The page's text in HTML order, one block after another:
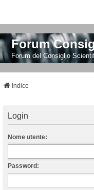
Forum
Forum del Consiglio
Indice
Login
Nome utente:
Password: